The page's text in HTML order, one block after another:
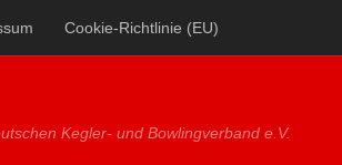
Cookie-Richtlinie (EU)
Kegler- und Bowlingverband e.V.